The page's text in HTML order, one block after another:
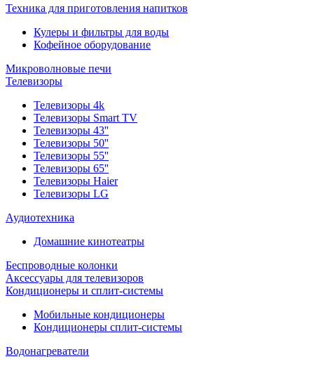
Техника для приготовления напитков
Кулеры и фильтры для воды
Кофейное оборудование
Микроволновые печи
Телевизоры
Телевизоры 4k
Телевизоры Smart TV
Телевизоры 43''
Телевизоры 50''
Телевизоры 55''
Телевизоры 65''
Телевизоры Haier
Телевизоры LG
Аудиотехника
Домашние кинотеатры
Беспроводные колонки
Аксессуары для телевизоров
Кондиционеры и сплит-системы
Мобильные кондиционеры
Кондиционеры сплит-системы
Водонагреватели